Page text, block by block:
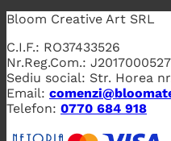
Bloom Creative Art SRL
C.I.F.: RO37433526
Nr.Reg.Com.:
Sediu social: Str. Horea
Email:
Telefon: 0770 684 918